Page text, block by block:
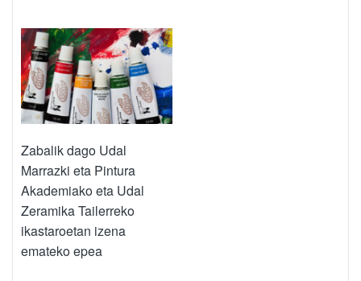
Zabalik dago Udal
Marrazki eta Pintura
Akademiako eta Udal
Zeramika Tailerreko
ikastaroetan izena
emateko epea